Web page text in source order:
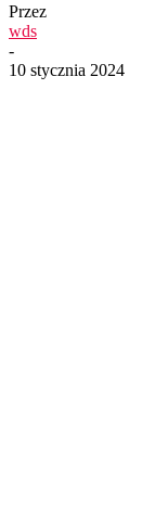
Przez
wds
-
10 stycznia 2024